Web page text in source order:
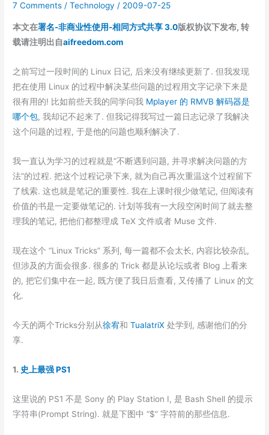
&
配
置
文
支
持
(下)
7 Comments /Technology / 2009-07-25
本文在署名-非商业性使用-相同方式共享 3.0版权协议下发布, 转
载请注明出自aifreedom.com
之前写过一段时间的 Linux 日记, 后来没有继续更新了. 但我发现
把在使用 Linux 的过程中解决某些问题的过程用文字记录下来是
很有用的! 比如前些天我的同学问我 Mplayer 的 RMVB 解码器是
哪个包, 我却记不起来了. 但我记得我写过一篇日志记录了我解决
这个问题的过程, 于是他的问题也顺利解决了.
我一直认为学习的过程就是”不断遇到问题, 并寻求解决问题的方
法”的过程. 把这个过程记录下来, 就为自己再次重温这个过程留下
了线索. 这也就是笔记的重要性. 我在上课时很少做笔记, 但阅读有
价值的书是一定要做笔记的. 计划等我有一大段空闲时间了就去整
理我的笔记, 把他们都整理成 TeX 文件或者 Muse 文件.
现在这个 “Linux Tricks” 系列, 每一篇都不会太长, 内容比较杂乱,
但涉及的方面会很多. 很多的 Trick 都是从论坛或者 Blog 上看来
的, 把它们集中在一起, 既方便了我日后查看, 又传播了 Linux 的文
化.
今天的两个Tricks分别从徐宥和TualatriX 处学到, 感谢他们的分
享.
1. 史上最强 PS1
这里说的 PS1 不是 Sony 的 Play Station I, 是 Bash Shell 的提示
字符串(Prompt String). 就是下图中 “$” 字符前的那些信息.